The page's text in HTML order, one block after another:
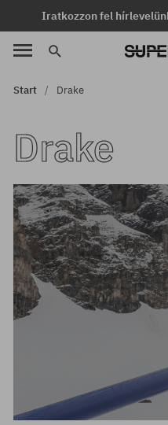
Iratkozzon fel
Start Drake
Drake